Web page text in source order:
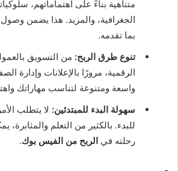
متناهية بناءً على اهتماماتهم،
الجغرافية، والمزيد. هذا يضمن
بما تقدمه.
تنوع طرق الربح: من التسويق
الرقمية، مرورًا بالإعلانات وإدارة
واسعة ومتنوعة لتناسب مهاراتك
سهولة البدء للمبتدئين: لا يتطلب
للبدء. بالكثير من التعلم
رحلته في الربح من الفيس بوك.